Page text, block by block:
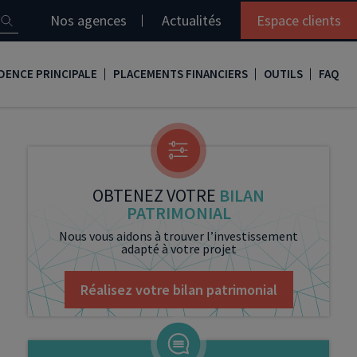
Nos agences Actualités Espace clients
PRINCIPALE
son crédit immobilier
PLACEMENTS FINANCIERS
PEA
Loi Madelin
SCPI
OUTILS
Simulation loi Denormandie
Comment réaliser son bilan patrimonial ?
Le guide de la loi Denormandie 2026
Simulation prêt immobilier
Nos vidéos
Nos Podcasts
FAQ
OBTENEZ VOTRE BILAN
PATRIMONIAL
Nous vous aidons à trouver l’investissement
adapté à votre projet
Réalisez votre bilan patrimonial